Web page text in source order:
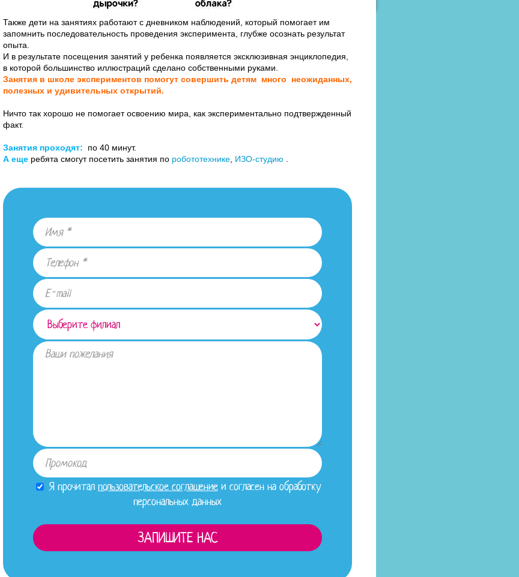
Также дети на занятиях работают с дневником наблюдений, который помогает им
запомнить последовательность проведения эксперимента, глубже осознать результат
опыта.
И в результате посещения занятий у ребенка появляется эксклюзивная энциклопедия,
в которой большинство иллюстраций сделано собственными руками.
Занятия в школе экспериментов помогут совершить детям много неожиданных,
полезных и удивительных открытий.
Ничто так хорошо не помогает освоению мира, как экспериментально подтвержденный
факт.
Занятия проходят:
по 40 минут.
А еще ребята смогут посетить занятия по робототехнике ИЗО-студию
Я прочитал пользовательское соглашение и согласен на обработку
персональных данных